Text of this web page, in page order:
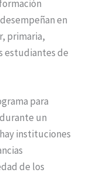
en
primaria,
estudiantes de
para
un
instituciones
de los